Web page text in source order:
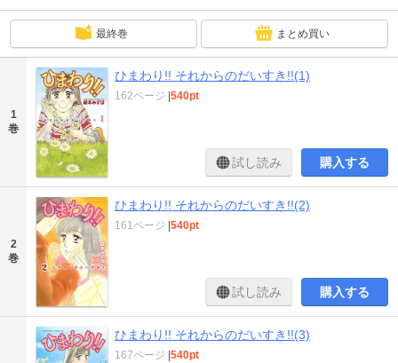
最終巻 まとめ買い
1
巻
ひまわり!! それからのだいすき!!(1)
162ページ 540pt
試し読み 購入する
2
巻
ひまわり!! それからのだいすき!!(2)
161ページ 540pt
試し読み 購入する
ひまわり!! それからのだいすき!!(3)
167ページ 540pt